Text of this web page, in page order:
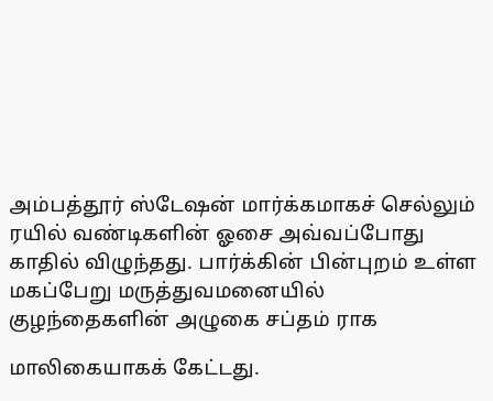
அம்பத்தூர் ஸ்டேஷன் மார்க்கமாகச் செல்லும்
ரயில் வண்டிகளின் ஓசை அவ்வப்போது
காதில் விழுந்தது. பார்க்கின் பின்புறம் உள்ள
மகப்பேறு மருத்துவமனையில்
குழந்தைகளின் அழுகை சப்தம் ராக
மாலிகையாகக் கேட்டது.